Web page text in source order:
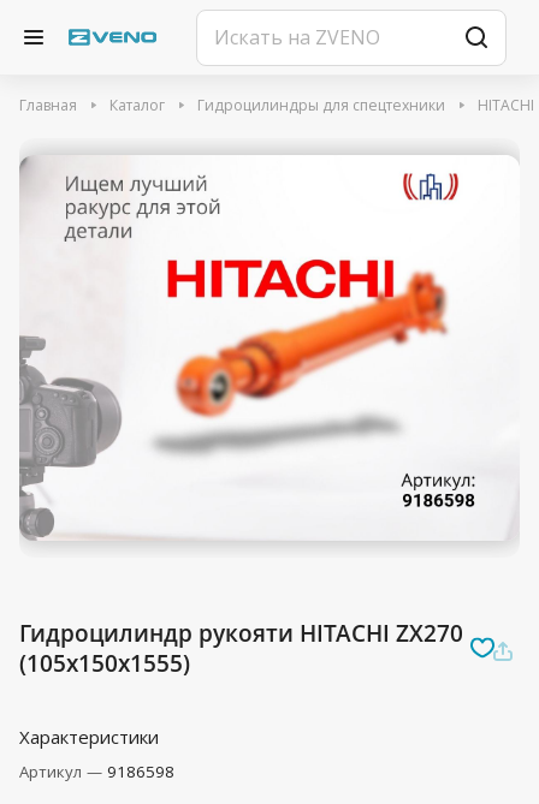
Главная Каталог Гидроцилиндры для спецтехники HITACHI
Гидроцилиндр рукояти HITACHI ZX270
(105x150x1555)
Характеристики
Артикул — 9186598